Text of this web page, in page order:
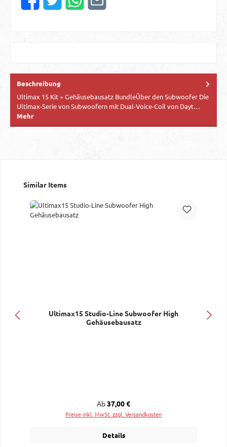
Beschreibung
Ultimax 15 Kit + Gehäusebausatz BundleÜber den Subwoofer Die
Ultimax-Serie von Subwoofern mit Dual-Voice-Coil von Dayt…
Mehr
Produktgalerie überspringen
Similar Items
Ultimax15 Studio-Line Subwoofer High
Gehäusebausatz
Regulärer Preis:
Ab37,00 €
Preise inkl. MwSt. zzgl. Versandkosten
Details